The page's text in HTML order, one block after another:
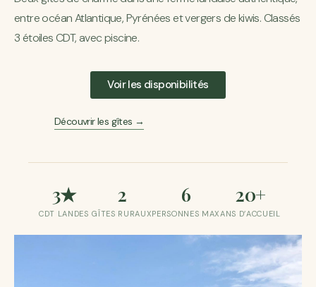
entre océan Atlantique, Pyrénées et vergers de kiwis. Classés
3 étoiles CDT, avec piscine.
Voir les disponibilités
Découvrir les gîtes →
3★
CDT LANDES
2
GÎTES RURAUX
6
PERSONNES MAX
20+
ANS D’ACCUEIL